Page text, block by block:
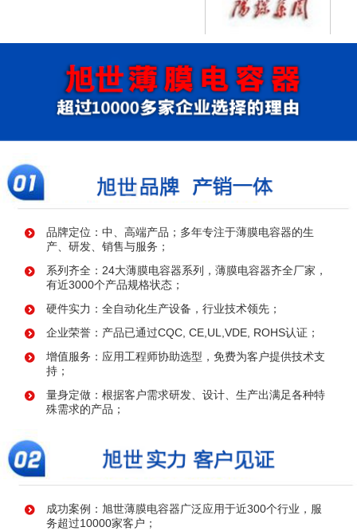
山西省阳泉市阳泉煤业集团
品牌定位：中、高端产品；多年专注于薄膜电容器的生
产、研发、销售与服务；
系列齐全：24大薄膜电容器系列，薄膜电容器齐全厂家，
有近3000个产品规格状态；
硬件实力：全自动化生产设备，行业技术领先；
企业荣誉：产品已通过CQC, CE,UL,VDE, ROHS认证；
增值服务：应用工程师协助选型，免费为客户提供技术支
持；
量身定做：根据客户需求研发、设计、生产出满足各种特
殊需求的产品；
成功案例：旭世薄膜电容器广泛应用于近300个行业，服
务超过10000家客户；